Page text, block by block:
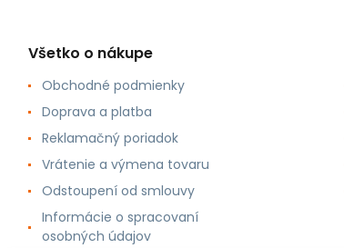
Všetko o nákupe
Obchodné podmienky
Doprava a platba
Reklamačný poriadok
Vrátenie a výmena tovaru
Odstoupení od smlouvy
Informácie o spracovaní
osobných údajov